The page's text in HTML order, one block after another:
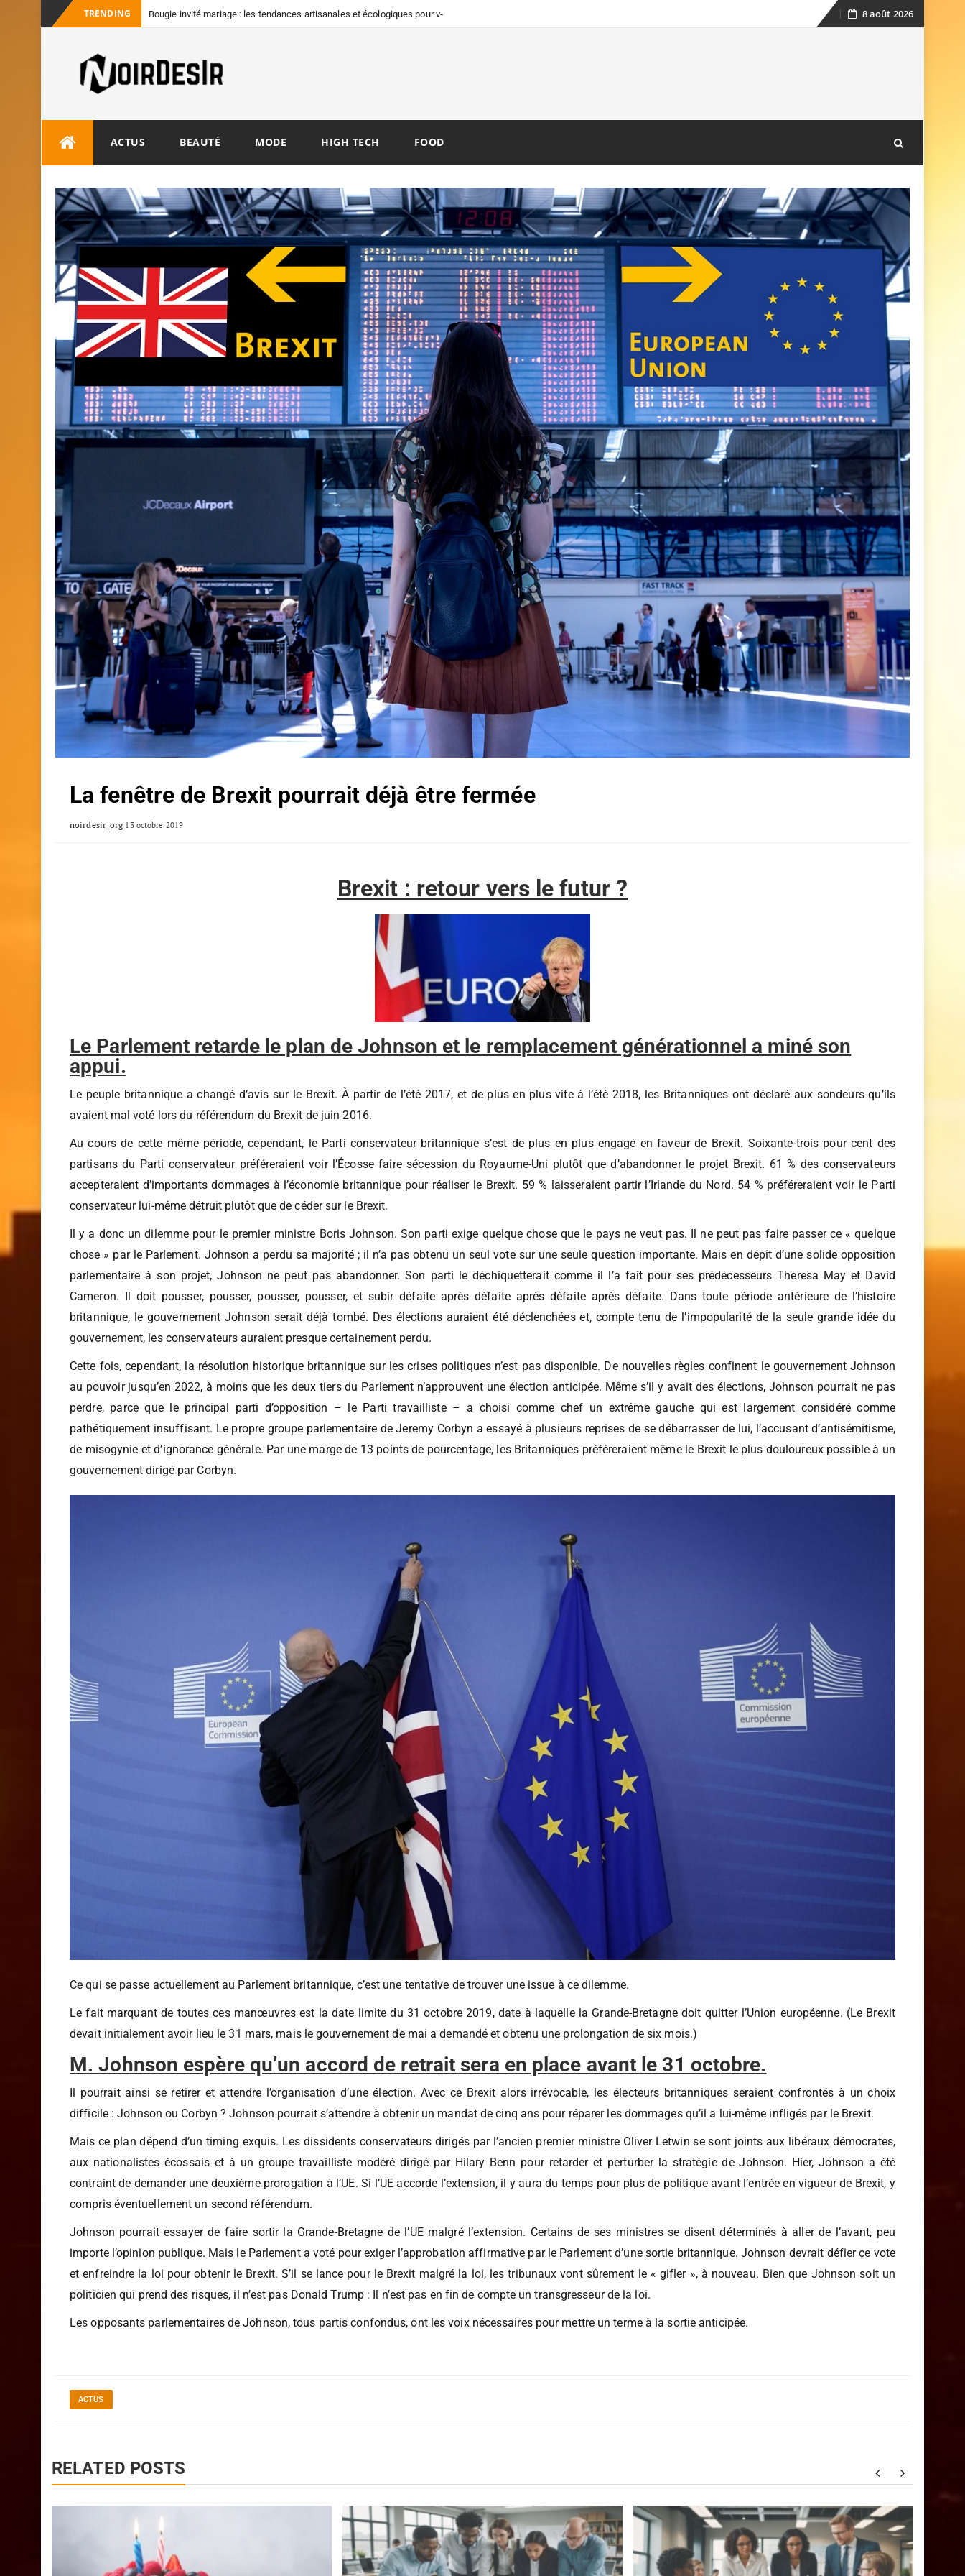
TRENDING Bougie invité mariage : les tendances artisanales et écologiques pour vos 8 août 2026
ACTUS BEAUTÉ MODE HIGH TECH FOOD
La fenêtre de Brexit pourrait déjà être fermée
Brexit : retour vers le futur ?
Le Parlement retarde le plan de Johnson et le remplacement générationnel a miné son
appui.
Le peuple britannique a changé d’avis sur le Brexit. À partir de l’été 2017, et de plus en plus vite à l’été 2018, les Britanniques ont déclaré aux sondeurs qu’ils
avaient mal voté lors du référendum du Brexit de juin 2016.
Au cours de cette même période, cependant, le Parti conservateur britannique s’est de plus en plus engagé en faveur de Brexit. Soixante-trois pour cent des
partisans du Parti conservateur préféreraient voir l’Écosse faire sécession du Royaume-Uni plutôt que d’abandonner le projet Brexit. 61 % des conservateurs
accepteraient d’importants dommages à l’économie britannique pour réaliser le Brexit. 59 % laisseraient partir l’Irlande du Nord. 54 % préféreraient voir le Parti
conservateur lui-même détruit plutôt que de céder sur le Brexit.
Il y a donc un dilemme pour le premier ministre Boris Johnson. Son parti exige quelque chose que le pays ne veut pas. Il ne peut pas faire passer ce « quelque
chose » par le Parlement. Johnson a perdu sa majorité ; il n’a pas obtenu un seul vote sur une seule question importante. Mais en dépit d’une solide opposition
parlementaire à son projet, Johnson ne peut pas abandonner. Son parti le déchiquetterait comme il l’a fait pour ses prédécesseurs Theresa May et David
Cameron. Il doit pousser, pousser, pousser, pousser, et subir défaite après défaite après défaite après défaite. Dans toute période antérieure de l’histoire
britannique, le gouvernement Johnson serait déjà tombé. Des élections auraient été déclenchées et, compte tenu de l’impopularité de la seule grande idée du
gouvernement, les conservateurs auraient presque certainement perdu.
Cette fois, cependant, la résolution historique britannique sur les crises politiques n’est pas disponible. De nouvelles règles confinent le gouvernement Johnson
au pouvoir jusqu’en 2022, à moins que les deux tiers du Parlement n’approuvent une élection anticipée. Même s’il y avait des élections, Johnson pourrait ne pas
perdre, parce que le principal parti d’opposition – le Parti travailliste – a choisi comme chef un extrême gauche qui est largement considéré comme
pathétiquement insuffisant. Le propre groupe parlementaire de Jeremy Corbyn a essayé à plusieurs reprises de se débarrasser de lui, l’accusant d’antisémitisme,
de misogynie et d’ignorance générale. Par une marge de 13 points de pourcentage, les Britanniques préféreraient même le Brexit le plus douloureux possible à un
gouvernement dirigé par Corbyn.
Ce qui se passe actuellement au Parlement britannique, c’est une tentative de trouver une issue à ce dilemme.
Le fait marquant de toutes ces manœuvres est la date limite du 31 octobre 2019, date à laquelle la Grande-Bretagne doit quitter l’Union européenne. (Le Brexit
devait initialement avoir lieu le 31 mars, mais le gouvernement de mai a demandé et obtenu une prolongation de six mois.)
M. Johnson espère qu’un accord de retrait sera en place avant le 31 octobre.
Il pourrait ainsi se retirer et attendre l’organisation d’une élection. Avec ce Brexit alors irrévocable, les électeurs britanniques seraient confrontés à un choix
difficile : Johnson ou Corbyn ? Johnson pourrait s’attendre à obtenir un mandat de cinq ans pour réparer les dommages qu’il a lui-même infligés par le Brexit.
Mais ce plan dépend d’un timing exquis. Les dissidents conservateurs dirigés par l’ancien premier ministre Oliver Letwin se sont joints aux libéraux démocrates,
aux nationalistes écossais et à un groupe travailliste modéré dirigé par Hilary Benn pour retarder et perturber la stratégie de Johnson. Hier, Johnson a été
contraint de demander une deuxième prorogation à l’UE. Si l’UE accorde l’extension, il y aura du temps pour plus de politique avant l’entrée en vigueur de Brexit, y
compris éventuellement un second référendum.
Johnson pourrait essayer de faire sortir la Grande-Bretagne de l’UE malgré l’extension. Certains de ses ministres se disent déterminés à aller de l’avant, peu
importe l’opinion publique. Mais le Parlement a voté pour exiger l’approbation affirmative par le Parlement d’une sortie britannique. Johnson devrait défier ce vote
et enfreindre la loi pour obtenir le Brexit. S’il se lance pour le Brexit malgré la loi, les tribunaux vont sûrement le « gifler », à nouveau. Bien que Johnson soit un
politicien qui prend des risques, il n’est pas Donald Trump : Il n’est pas en fin de compte un transgresseur de la loi.